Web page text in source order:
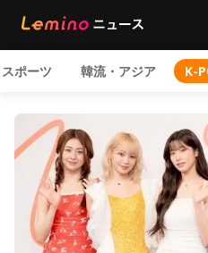
スポーツ 韓流・アジア K-